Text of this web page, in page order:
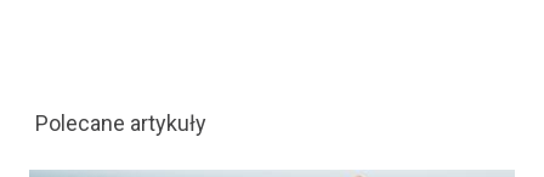
Polecane artykuły